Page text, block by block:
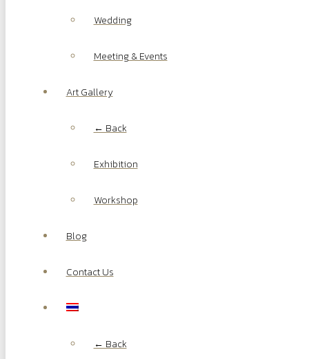
Wedding
Meeting & Events
Art Gallery
← Back
Exhibition
Workshop
Blog
Contact Us
← Back